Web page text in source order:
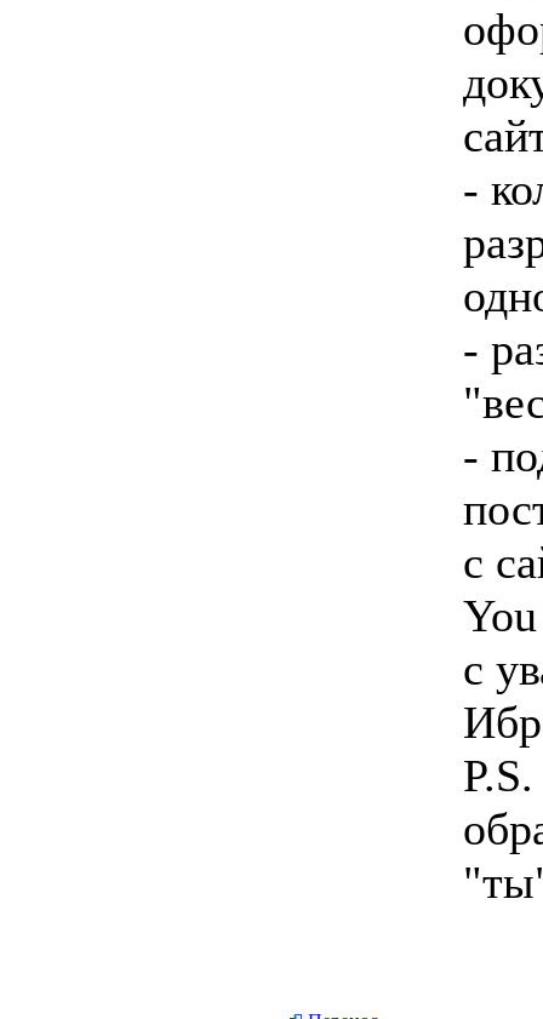
-
-
-
с
с